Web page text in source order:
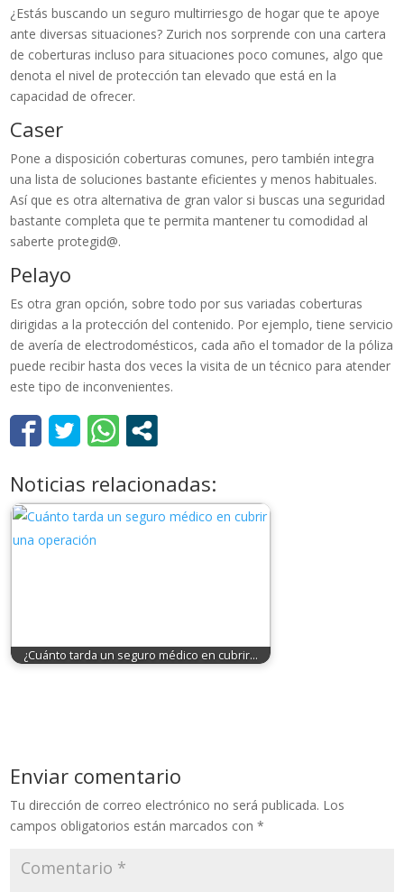
¿Estás buscando un seguro multirriesgo de hogar que te apoye
ante diversas situaciones? Zurich nos sorprende con una cartera
de coberturas incluso para situaciones poco comunes, algo que
denota el nivel de protección tan elevado que está en la
capacidad de ofrecer.
Caser
Pone a disposición coberturas comunes, pero también integra
una lista de soluciones bastante eficientes y menos habituales.
Así que es otra alternativa de gran valor si buscas una seguridad
bastante completa que te permita mantener tu comodidad al
saberte protegid@.
Pelayo
Es otra gran opción, sobre todo por sus variadas coberturas
dirigidas a la protección del contenido. Por ejemplo, tiene servicio
de avería de electrodomésticos, cada año el tomador de la póliza
puede recibir hasta dos veces la visita de un técnico para atender
este tipo de inconvenientes.
Noticias relacionadas:
¿Cuánto tarda un seguro médico en cubrir…
Enviar comentario
Tu dirección de correo electrónico no será publicada. Los
campos obligatorios están marcados con*